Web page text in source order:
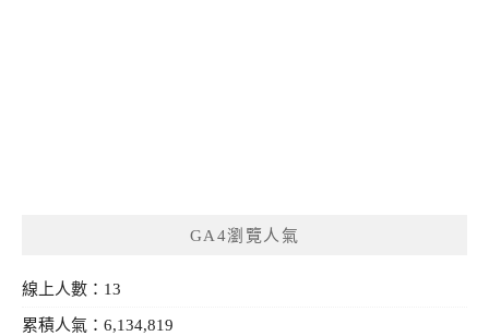
GA4瀏覽人氣
線上人數：13
累積人氣：6,134,819